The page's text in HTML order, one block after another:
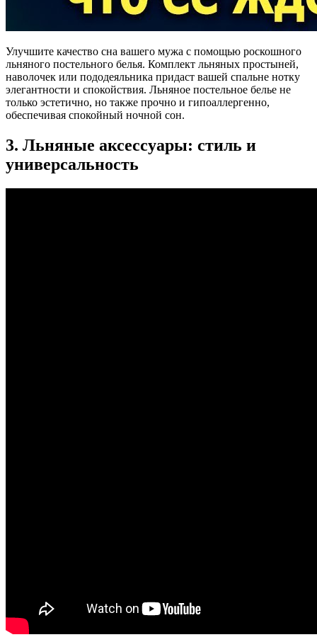
Улучшите качество сна вашего мужа с помощью роскошного
льняного постельного белья. Комплект льняных простыней,
наволочек или пододеяльника придаст вашей спальне нотку
элегантности и спокойствия. Льняное постельное белье не
только эстетично, но также прочно и гипоаллергенно,
обеспечивая спокойный ночной сон.
3. Льняные аксессуары: стиль и
универсальность